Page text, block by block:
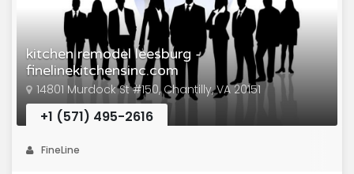
kitchen remodel leesburg -
finelinekitchensinc.com
14801 Murdock St #150, Chantilly, VA 20151
+1 (571) 495-2616
FineLine